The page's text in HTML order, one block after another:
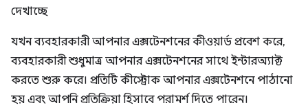
যখন ব্যবহারকারী আপনার এক্সটেনশনের কীওয়ার্ড প্রবেশ করে,
ব্যবহারকারী শুধুমাত্র আপনার এক্সটেনশনের সাথে ইন্টারঅ্যাক্ট
করতে শুরু করে। প্রতিটি কীস্ট্রোক আপনার এক্সটেনশনে পাঠানো
হয় এবং আপনি প্রতিক্রিয়া হিসাবে পরামর্শ দিতে পারেন।